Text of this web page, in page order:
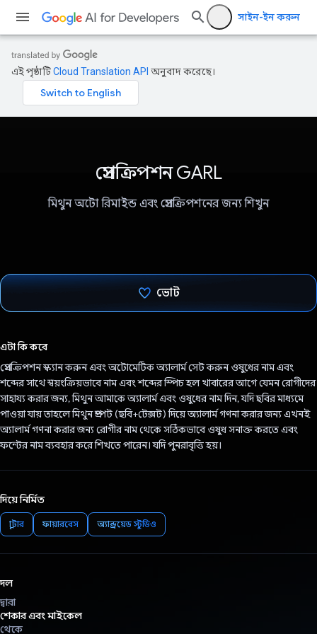
সাইন-ইন করুন
এই পৃষ্ঠাটিCloud Translation API অনুবাদ করেছে।
প্রেসক্রিপশন GARL
মিথুন অটো রিমাইন্ড এবং প্রেসক্রিপশনের জন্য শিখুন
ভোট
এটা কি করে
প্রেসক্রিপশন স্ক্যান করুন এবং অটোমেটিক অ্যালার্ম সেট করুন ওষুধের নাম এবং
শব্দের সাথে স্বয়ংক্রিয়ভাবে নাম এবং শব্দের স্পিচ হল খাবারের আগে যেমন রোগীদের
সাহায্য করার জন্য, মিথুন আমাকে অ্যালার্ম এবং ওষুধের নাম দিন, যদি ছবির মাধ্যমে
পাওয়া যায় তাহলে মিথুন প্রম্পট (ছবি+টেক্সট) দিয়ে অ্যালার্ম গণনা করার জন্য এখনই
অ্যালার্ম গণনা করার জন্য রোগীর নাম থেকে সঠিকভাবে ওষুধ সনাক্ত করতে এবং
ফন্টের নাম ব্যবহার করে শিখতে পারেন। যদি পুনরাবৃত্তি হয়।
দিয়ে নির্মিত
ফ্লাটার ফায়ারবেস অ্যান্ড্রয়েড স্টুডিও
দল
দ্বারা
শেকার এবং মাইকেল
থেকে